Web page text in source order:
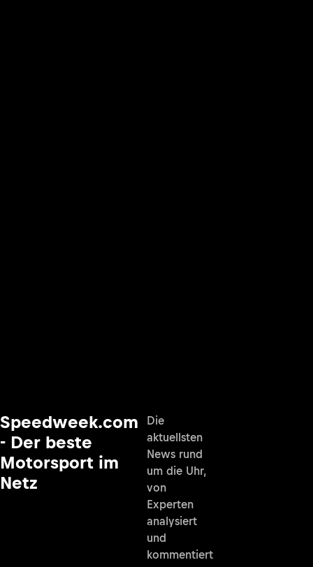
Speedweek.com
- Der beste
Motorsport im
Netz
Die
aktuellsten
News rund
um die Uhr,
von
Experten
analysiert
und
kommentiert